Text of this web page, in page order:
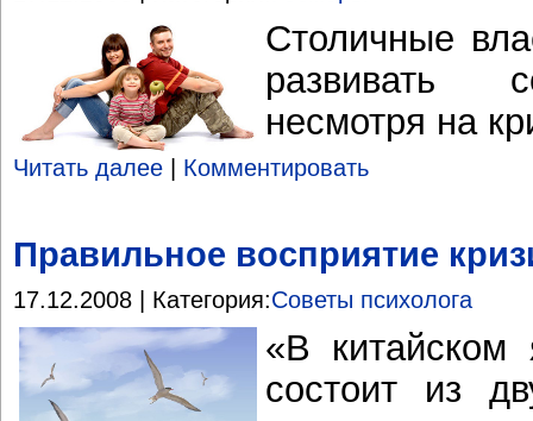
Столичные
развивать
несмотря на
Читать далее Комментировать
Правильное восприятие
17.12.2008 | Категория:Советы психолога
«В китайском
состоит из